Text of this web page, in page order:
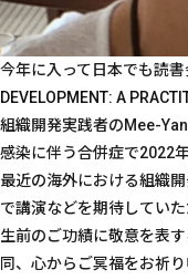
今年に入って日本でも読
DEVELOPMENT: A
組織開発実践者のMee-
感染に伴う合併症で2022
最近の海外における組織
で講演などを期待していた
生前のご功績に敬意を表
同、心からご冥福をお祈り